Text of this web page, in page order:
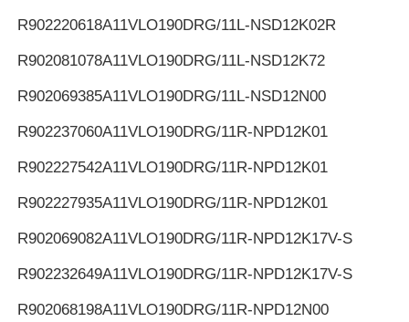
R902220618A11VLO190DRG/11L-NSD12K02R
R902081078A11VLO190DRG/11L-NSD12K72
R902069385A11VLO190DRG/11L-NSD12N00
R902237060A11VLO190DRG/11R-NPD12K01
R902227542A11VLO190DRG/11R-NPD12K01
R902227935A11VLO190DRG/11R-NPD12K01
R902069082A11VLO190DRG/11R-NPD12K17V-S
R902232649A11VLO190DRG/11R-NPD12K17V-S
R902068198A11VLO190DRG/11R-NPD12N00